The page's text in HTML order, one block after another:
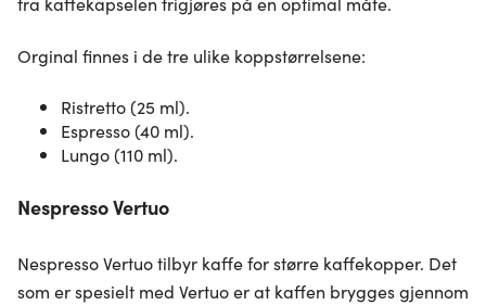
annonsering og analysearbeid, som kan kombinere den
eller som de har samlet inn gjennom din bruk av
Orginal finnes i de tre ulike koppstørrelsene:
Ristretto (25 ml).
Espresso (40 ml).
Lungo (110 ml).
Nespresso Vertuo
Nespresso Vertuo tilbyr kaffe for større kaffekopper. Det
som er spesielt med Vertuo er at kaffen brygges gjennom